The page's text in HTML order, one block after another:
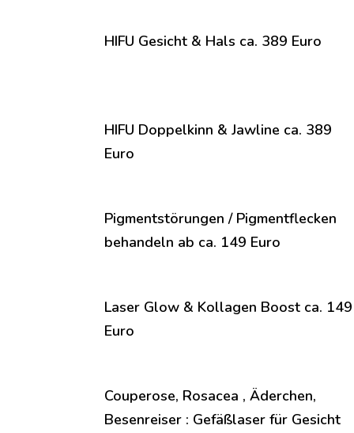
HIFU Gesicht & Hals ca. 389 Euro
HIFU Doppelkinn & Jawline ca. 389
Euro
Pigmentstörungen / Pigmentflecken
behandeln ab ca. 149 Euro
Laser Glow & Kollagen Boost ca. 149
Euro
Couperose, Rosacea , Äderchen,
Besenreiser : Gefäßlaser für Gesicht